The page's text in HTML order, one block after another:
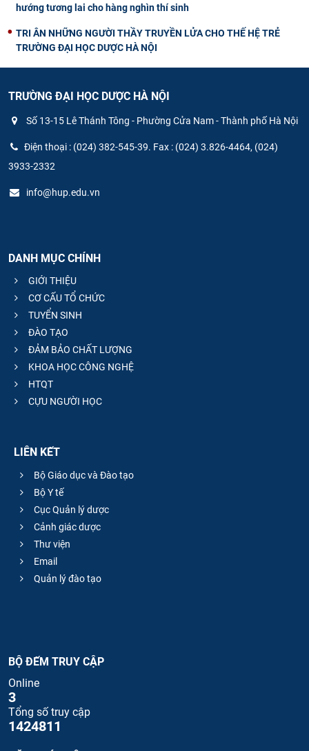
hướng tương lai cho hàng nghìn thí sinh
TRI ÂN NHỮNG NGƯỜI THẦY TRUYỀN LỬA CHO THẾ HỆ TRẺ
TRƯỜNG ĐẠI HỌC DƯỢC HÀ NỘI
TRƯỜNG ĐẠI HỌC DƯỢC HÀ NỘI
Số 13-15 Lê Thánh Tông - Phường Cửa Nam - Thành phố Hà Nội
Điện thoại : (024) 382-545-39. Fax : (024) 3.826-4464, (024)
3933-2332
info@hup.edu.vn
DANH MỤC CHÍNH
GIỚI THIỆU
CƠ CẤU TỔ CHỨC
TUYỂN SINH
ĐÀO TẠO
ĐẢM BẢO CHẤT LƯỢNG
KHOA HỌC CÔNG NGHỆ
HTQT
CỰU NGƯỜI HỌC
LIÊN KẾT
Bộ Giáo dục và Đào tạo
Bộ Y tế
Cục Quản lý dược
Cảnh giác dược
Thư viện
Email
Quản lý đào tạo
BỘ ĐẾM TRUY CẬP
Online
3
Tổng số truy cập
1424811